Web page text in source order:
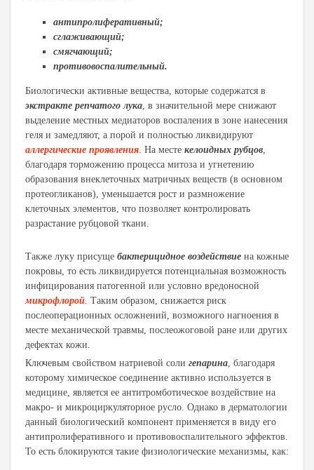
антипролиферативный;
сглаживающий;
смягчающий;
противовоспалительный.
Биологически активные вещества, которые содержатся в
экстракте репчатого лука, в значительной мере снижают
выделение местных медиаторов воспаления в зоне нанесения
геля и замедляют, а порой и полностью ликвидируют
аллергические проявления. На месте келоидных рубцов,
благодаря торможению процесса митоза и угнетению
образования внеклеточных матричных веществ (в основном
протеогликанов), уменьшается рост и размножение
клеточных элементов, что позволяет контролировать
разрастание рубцовой ткани.
Также луку присуще бактерицидное воздействие на кожные
покровы, то есть ликвидируется потенциальная возможность
инфицирования патогенной или условно вредоносной
микрофлорой. Таким образом, снижается риск
послеоперационных осложнений, возможного нагноения в
месте механической травмы, послеожоговой ране или других
дефектах кожи.
Ключевым свойством натриевой соли гепарина, благодаря
которому химическое соединение активно используется в
медицине, является ее антитромботическое воздействие на
макро- и микроциркуляторное русло. Однако в дерматологии
данный биологический компонент применяется в виду его
антипролиферативного и противовоспалительного эффектов.
То есть блокируются такие физиологические механизмы, как: